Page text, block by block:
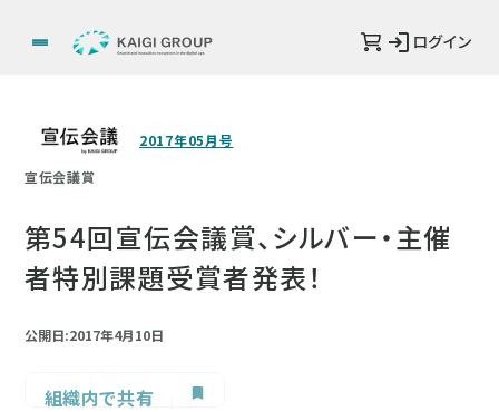
ログイン
2017年05月号
宣伝会議賞
第54回宣伝会議賞、シルバー・主催
者特別課題受賞者発表！
公開日:2017年4月10日
組織内で共有